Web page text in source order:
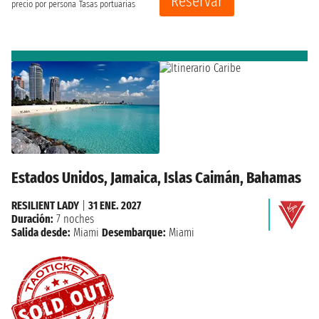
precio por persona Tasas portuarias
Estados Unidos, Jamaica, Islas Caimán, Bahamas
RESILIENT LADY
31 ENE. 2027
Duración: 7 noches
Salida desde: Miami Desembarque: Miami